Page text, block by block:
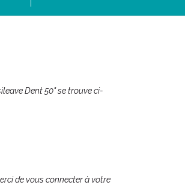
Dent 50" se trouve ci-
de vous connecter à votre